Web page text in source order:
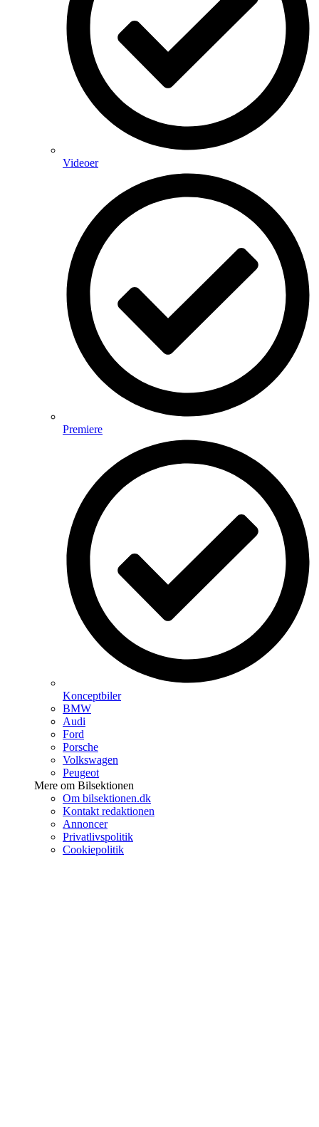
Videoer
Premiere
Konceptbiler
BMW
Audi
Ford
Porsche
Volkswagen
Peugeot
Mere om Bilsektionen
Om bilsektionen.dk
Kontakt redaktionen
Annoncer
Privatlivspolitik
Cookiepolitik